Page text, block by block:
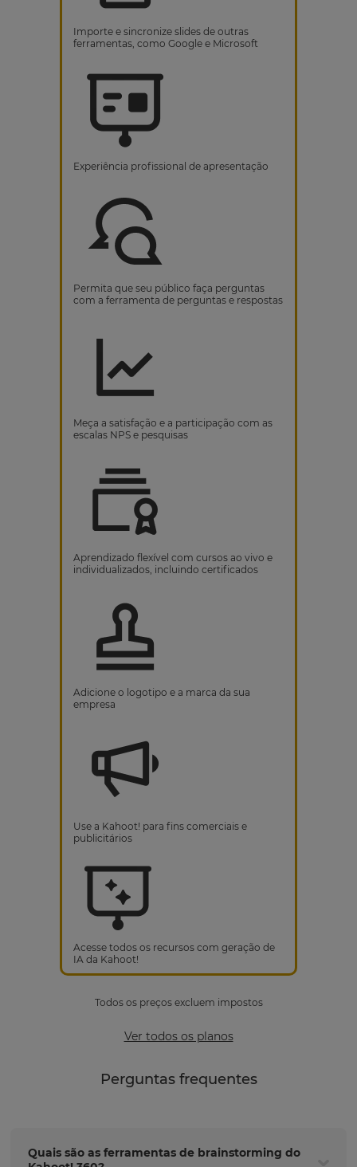
Importe e sincronize slides de outras
ferramentas, como Google e Microsoft
Experiência profissional de apresentação
Permita que seu público faça perguntas
com a ferramenta de perguntas e respostas
Meça a satisfação e a participação com as
escalas NPS e pesquisas
Aprendizado flexível com cursos ao vivo e
individualizados, incluindo certificados
Adicione o logotipo e a marca da sua
empresa
Use a Kahoot! para fins comerciais e
publicitários
Acesse todos os recursos com geração de
IA da Kahoot!
Todos os preços excluem impostos
Ver todos os planos
Perguntas frequentes
Quais são as ferramentas de brainstorming do